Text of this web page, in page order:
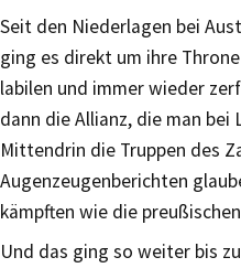
Seit den Niederlagen bei
ging es direkt um ihre
labilen und immer wieder
dann die Allianz, die man bei
Mittendrin die Truppen des
Augenzeugenberichten
kämpften wie die
Und das ging so weiter bis